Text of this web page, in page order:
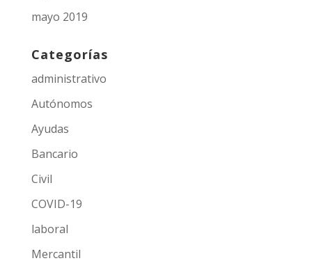
mayo 2019
Categorías
administrativo
Autónomos
Ayudas
Bancario
Civil
COVID-19
laboral
Mercantil